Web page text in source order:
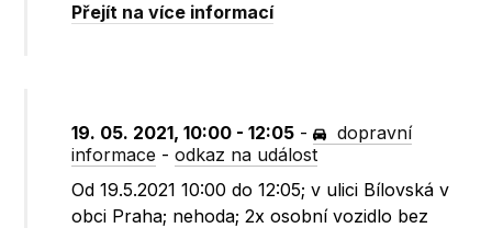
Přejít na více informací
19. 05. 2021, 10:00 - 12:05 -
dopravní
informace -odkaz na událost
Od 19.5.2021 10:00 do 12:05; v ulici Bílovská v
obci Praha; nehoda; 2x osobní vozidlo bez